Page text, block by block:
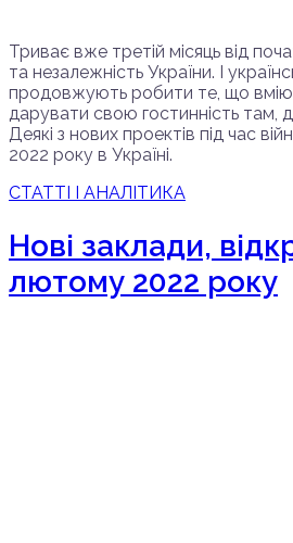
Триває вже третій місяць від
та незалежність України. І
продовжують робити те, що
дарувати свою гостинність там,
Деякі з нових проектів під час
2022 року в Україні.
СТАТТІ І АНАЛІТИКА
Нові заклади,
лютому 2022 року